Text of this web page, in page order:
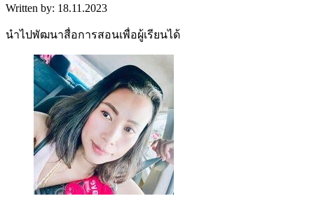
Written by: 18.11.2023
นำไปพัฒนาสื่อการสอนเพื่อผู้เรียนได้